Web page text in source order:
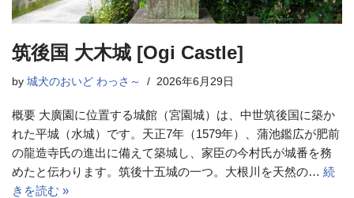
筑後国 大木城 [Ogi Castle]
by 城犬のおいど わっさ～ 2026年6月29日
概要 大廣園に位置する城館（宮園城）は、中世筑後国に築か
れた平城（水城）です。天正7年（1579年）、蒲池鑑広が肥前
の龍造寺氏の進出に備えて築城し、家臣の今村氏が城番を務
めたと伝わります。筑後十五城の一つ。大根川を天然の… 続
きを読む »